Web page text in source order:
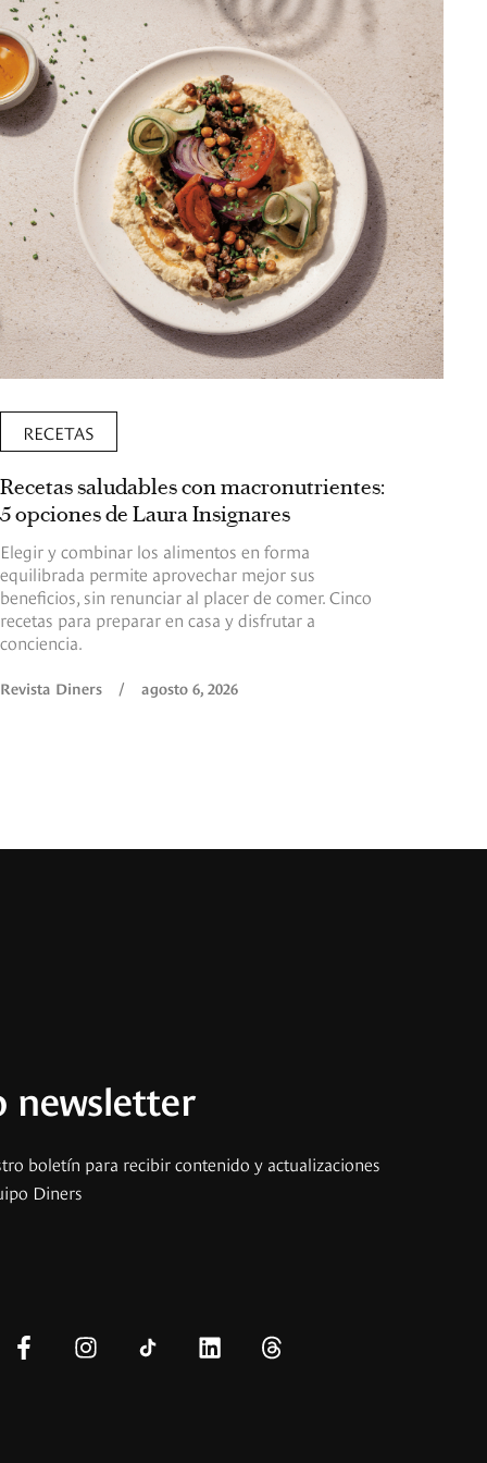
RECETAS
Recetas saludables con macronutrientes:
5 opciones de Laura Insignares
Elegir y combinar los alimentos en forma
equilibrada permite aprovechar mejor sus
beneficios, sin renunciar al placer de comer. Cinco
recetas para preparar en casa y disfrutar a
conciencia.
Revista Diners / agosto 6, 2026
newsletter
boletín para recibir contenido y actualizaciones
Diners